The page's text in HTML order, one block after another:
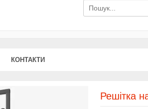
КОНТАКТИ
Решітка